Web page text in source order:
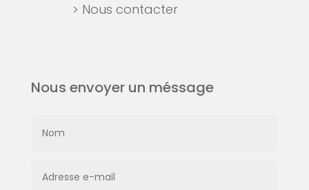
> Nous contacter
Nous envoyer un méssage